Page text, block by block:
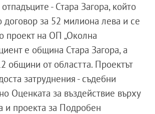
- Стара Загора, който
договор за 52 милиона лева и се
проект на ОП „Околна
е община Стара Загора, а
общини от областта. Проектът
затруднения - съдебни
Оценката за въздействие върху
и проекта за Подробен